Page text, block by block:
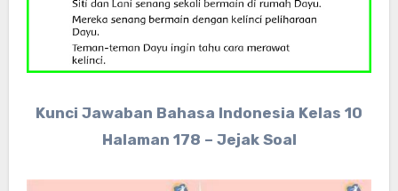
Kunci Jawaban Bahasa Indonesia Kelas 10
Halaman 178 – Jejak Soal